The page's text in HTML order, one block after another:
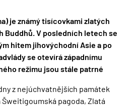
je známý tisícovkami zlatých
Buddhů. V posledních letech se
hitem jihovýchodní Asie a po
se otevírá západnímu
režimu jsou stále patrné
z nejúchvatnějších památek
Šweitigoumská pagoda, Zlatá